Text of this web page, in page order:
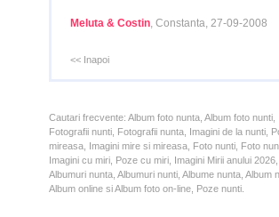
Meluta & Costin, Constanta, 27-09-2008
<< Inapoi
Cautari frecvente: Album foto nunta, Album foto
Fotografii nunti, Fotografii nunta, Imagini de la nunti,
mireasa, Imagini mire si mireasa, Foto nunti, Foto
Imagini cu miri, Poze cu miri, Imagini Mirii anului
Albumuri nunta, Albumuri nunti, Albume nunta,
Album online si Album foto on-line, Poze nunti.